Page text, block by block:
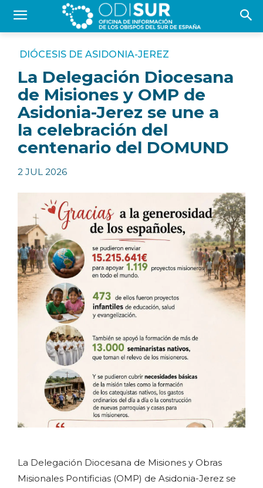
DIÓCESIS DE ASIDONIA-JEREZ
La Delegación Diocesana
de Misiones y OMP de
Asidonia-Jerez se une a
la celebración del
centenario del DOMUND
2 JUL 2026
La Delegación Diocesana de Misiones y Obras
Misionales Pontificias (OMP) de Asidonia-Jerez se